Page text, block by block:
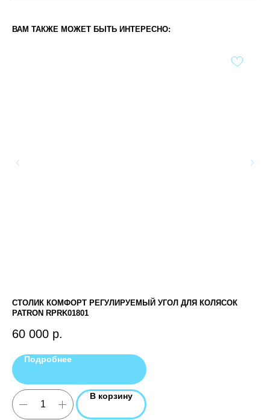
ВАМ ТАКЖЕ МОЖЕТ БЫТЬ ИНТЕРЕСНО:
СТОЛИК КОМФОРТ РЕГУЛИРУЕМЫЙ УГОЛ ДЛЯ КОЛЯСОК
PATRON RPRK01801
60 000 р.
Подробнее
В корзину